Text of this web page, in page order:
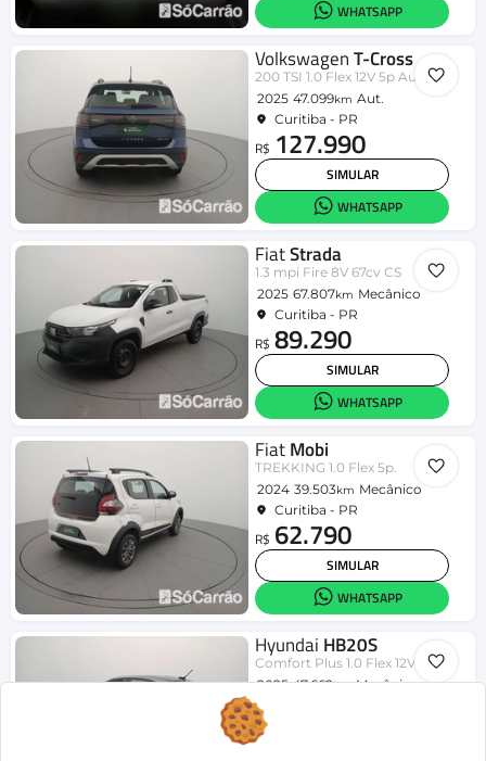
WHATSAPP
VolkswagenT-Cross
200 TSI 1.0 Flex 12V 5p Aut.
2025 47.099km Aut.
Curitiba - PR
R$ 127.990
SIMULAR
WHATSAPP
FiatStrada
1.3 mpi Fire 8V 67cv CS
2025 67.807km Mecânico
Curitiba - PR
R$ 89.290
SIMULAR
WHATSAPP
FiatMobi
TREKKING 1.0 Flex 5p.
2024 39.503km Mecânico
Curitiba - PR
R$ 62.790
SIMULAR
WHATSAPP
Hyundai HB20S
Comfort Plus 1.0 Flex 12V Mec.
2025 47.662km Mecânico
R$